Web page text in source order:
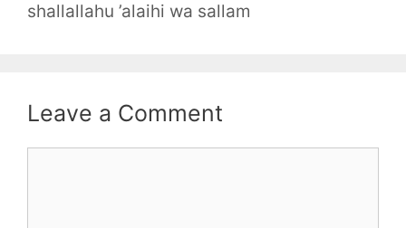
shallallahu ’alaihi wa sallam
Leave a Comment